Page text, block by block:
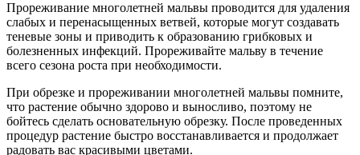
Прореживание многолетней мальвы проводится для удаления
слабых и перенасыщенных ветвей, которые могут создавать
теневые зоны и приводить к образованию грибковых и
болезненных инфекций. Прореживайте мальву в течение
всего сезона роста при необходимости.
При обрезке и прореживании многолетней мальвы помните,
что растение обычно здорово и выносливо, поэтому не
бойтесь сделать основательную обрезку. После проведенных
процедур растение быстро восстанавливается и продолжает
радовать вас красивыми цветами.